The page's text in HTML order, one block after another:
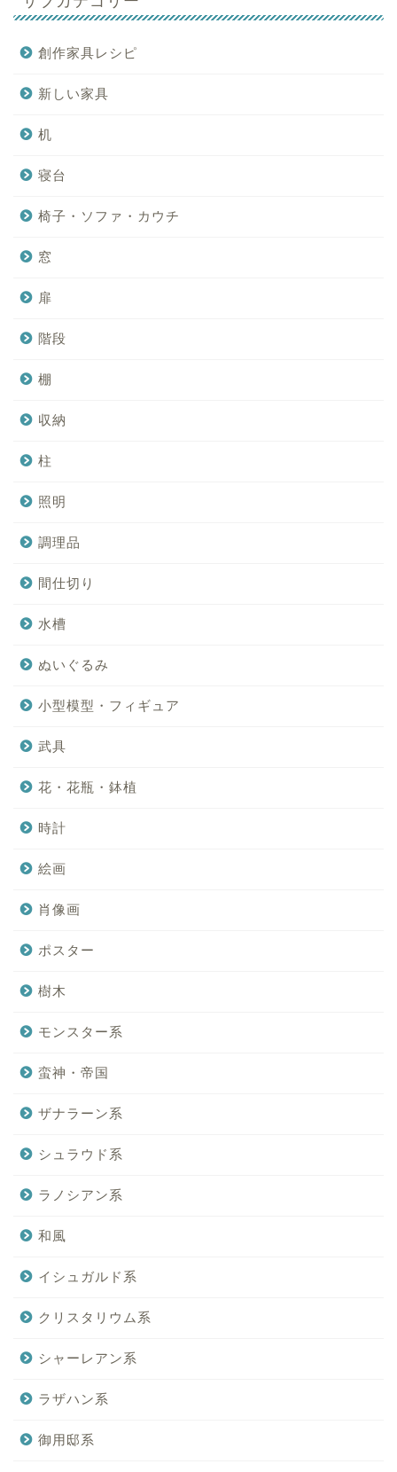
創作家具レシピ
新しい家具
机
寝台
椅子・ソファ・カウチ
窓
扉
階段
棚
収納
柱
照明
調理品
間仕切り
水槽
ぬいぐるみ
小型模型・フィギュア
武具
花・花瓶・鉢植
時計
絵画
肖像画
ポスター
樹木
モンスター系
蛮神・帝国
ザナラーン系
シュラウド系
ラノシアン系
和風
イシュガルド系
クリスタリウム系
シャーレアン系
ラザハン系
御用邸系